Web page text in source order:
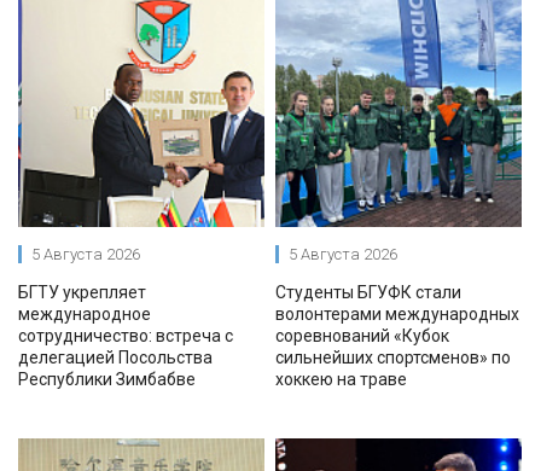
5 Августа 2026
БГТУ укрепляет
международное
сотрудничество: встреча с
делегацией Посольства
Республики Зимбабве
5 Августа 2026
Студенты БГУФК стали
волонтерами международных
соревнований «Кубок
сильнейших спортсменов» по
хоккею на траве